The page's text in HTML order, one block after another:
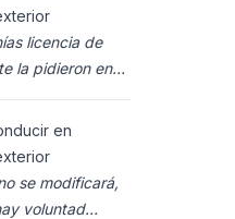
licencia de
la pidieron en
en
se modificará,
voluntad